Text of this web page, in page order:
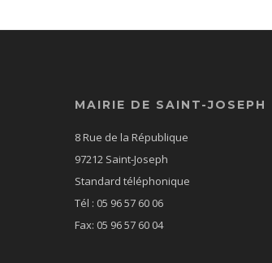
MAIRIE DE SAINT-JOSEPH
8 Rue de la République
97212 Saint-Joseph
Standard téléphonique
Tél : 05 96 57 60 06
Fax: 05 96 57 60 04